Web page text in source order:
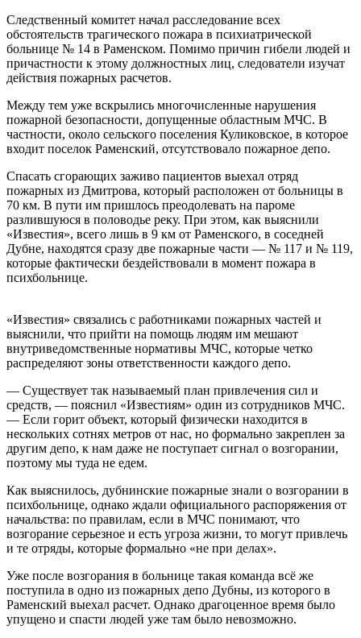
Следственный комитет начал расследование всех
обстоятельств трагического пожара в психиатрической
больнице № 14 в Раменском. Помимо причин гибели людей и
причастности к этому должностных лиц, следователи изучат
действия пожарных расчетов.
Между тем уже вскрылись многочисленные нарушения
пожарной безопасности, допущенные областным МЧС. В
частности, около сельского поселения Куликовское, в которое
входит поселок Раменский, отсутствовало пожарное депо.
Спасать сгорающих заживо пациентов выехал отряд
пожарных из Дмитрова, который расположен от больницы в
70 км. В пути им пришлось преодолевать на пароме
разлившуюся в половодье реку. При этом, как выяснили
«Известия», всего лишь в 9 км от Раменского, в соседней
Дубне, находятся сразу две пожарные части — № 117 и № 119,
которые фактически бездействовали в момент пожара в
психбольнице.
«Известия» связались с работниками пожарных частей и
выяснили, что прийти на помощь людям им мешают
внутриведомственные нормативы МЧС, которые четко
распределяют зоны ответственности каждого депо.
— Существует так называемый план привлечения сил и
средств, — пояснил «Известиям» один из сотрудников МЧС.
— Если горит объект, который физически находится в
нескольких сотнях метров от нас, но формально закреплен за
другим депо, к нам даже не поступает сигнал о возгорании,
поэтому мы туда не едем.
Как выяснилось, дубнинские пожарные знали о возгорании в
психбольнице, однако ждали официального распоряжения от
начальства: по правилам, если в МЧС понимают, что
возгорание серьезное и есть угроза жизни, то могут привлечь
и те отряды, которые формально «не при делах».
Уже после возгорания в больнице такая команда всё же
поступила в одно из пожарных депо Дубны, из которого в
Раменский выехал расчет. Однако драгоценное время было
упущено и спасти людей уже там было невозможно.